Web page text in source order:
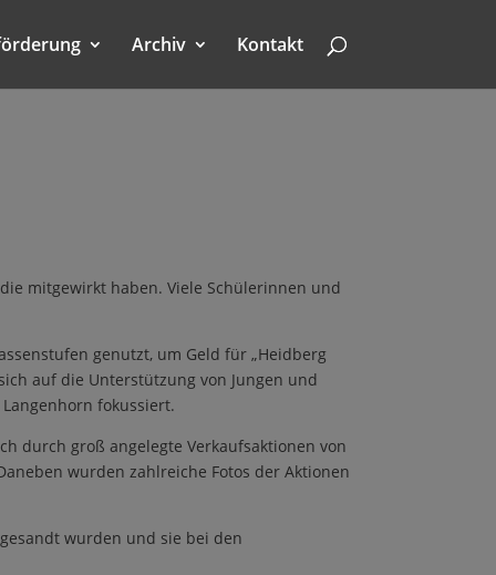
Archiv Kontakt
mitgewirkt haben. Viele Schülerinnen und
genutzt, um Geld für „Heidberg
auf die Unterstützung von Jungen und
fokussiert.
durch groß angelegte Verkaufsaktionen von
wurden zahlreiche Fotos der Aktionen
wurden und sie bei den